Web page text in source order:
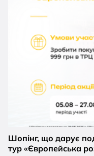
Шопінг, що дарує
тур «Європейська